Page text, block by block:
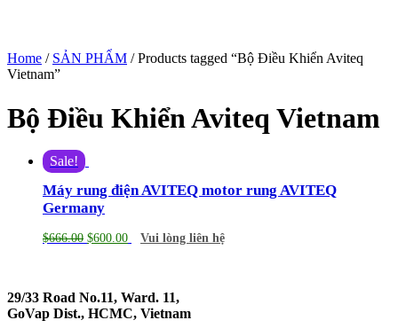
Home / SẢN PHẨM / Products tagged “Bộ Điều Khiển Aviteq
Vietnam”
Bộ Điều Khiển Aviteq Vietnam
Sale!
Máy rung điện AVITEQ motor rung AVITEQ
Germany
$666.00 $600.00 Vui lòng liên hệ
29/33 Road No.11, Ward. 11,
GoVap Dist., HCMC, Vietnam